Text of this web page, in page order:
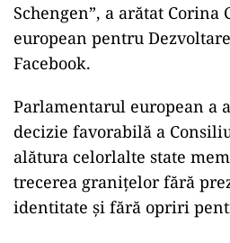
Schengen”, a arătat Corina
european pentru
Facebook.
Parlamentarul european a
decizie favorabilă a
alătura celorlalte state
trecerea graniţelor fără
identitate şi fără opriri